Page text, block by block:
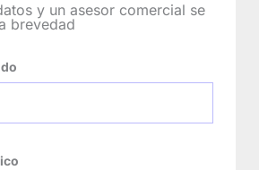
y un asesor comercial se
brevedad